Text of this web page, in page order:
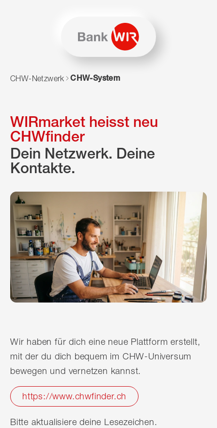
Zum Navigieren dieser Seite wird JavaScript benötigt.
CHW-Netzwerk CHW-System
WIRmarket heisst neu
CHWfinder
Dein Netzwerk. Deine
Kontakte.
Wir haben für dich eine neue Plattform erstellt,
mit der du dich bequem im CHW-Universum
bewegen und vernetzen kannst.
https://www.chwfinder.ch
Bitte aktualisiere deine Lesezeichen.